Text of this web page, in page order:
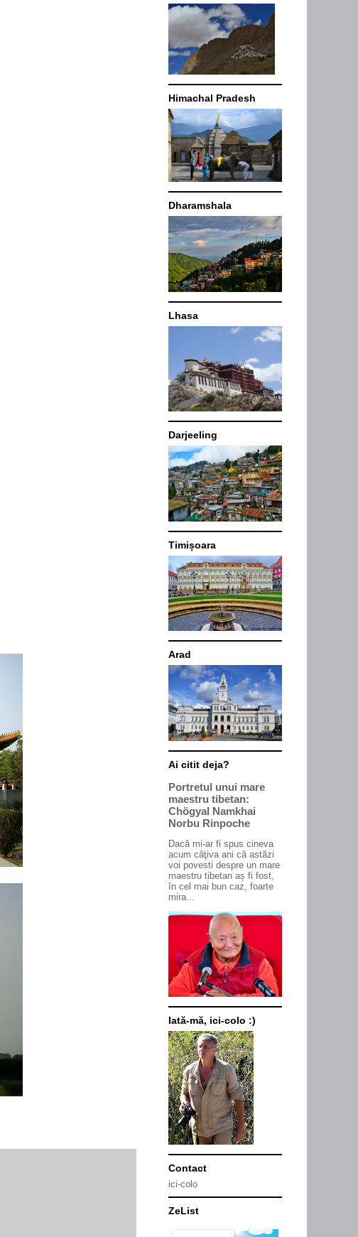
Himachal Pradesh
Dharamshala
Lhasa
Darjeeling
Timișoara
Arad
Ai citit deja?
Portretul unui mare
maestru tibetan:
Chögyal Namkhai
Norbu Rinpoche
Dacă mi-ar fi spus cineva
acum câţiva ani că astăzi
voi povesti despre un mare
maestru tibetan aș fi fost,
în cel mai bun caz, foarte
mira...
Iată-mă, ici-colo :)
Contact
ici-colo
ZeList